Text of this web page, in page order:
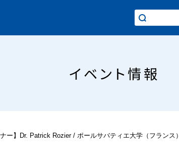
イベント情報
ー】Dr. Patrick Rozier / ポールサバティエ大学（フランス）